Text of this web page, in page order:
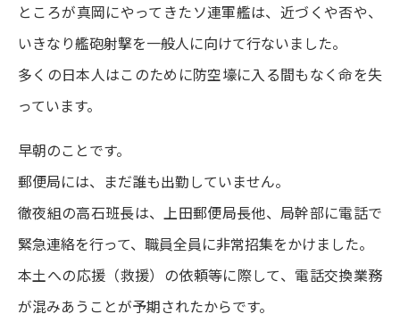
ところが真岡にやってきたソ連軍艦は、近づくや否や、
いきなり艦砲射撃を一般人に向けて行ないました。
多くの日本人はこのために防空壕に入る間もなく命を失
っています。
早朝のことです。
郵便局には、まだ誰も出勤していません。
徹夜組の高石班長は、上田郵便局長他、局幹部に電話で
緊急連絡を行って、職員全員に非常招集をかけました。
本土への応援（救援）の依頼等に際して、電話交換業務
が混みあうことが予期されたからです。